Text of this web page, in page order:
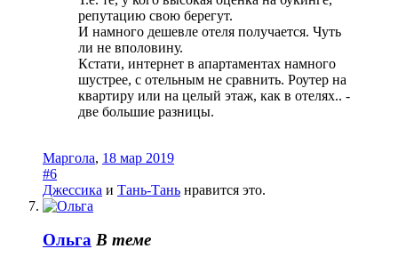
репутацию свою берегут.
И намного дешевле отеля получается. Чуть
ли не вполовину.
Кстати, интернет в апартаментах намного
шустрее, с отельным не сравнить. Роутер на
квартиру или на целый этаж, как в отелях.. -
две большие разницы.
Маргола, 18 мар 2019
#6
Джессика и Тань-Тань нравится это.
Ольга В теме